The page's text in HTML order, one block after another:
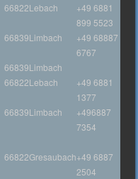
66822Lebach
+49 6881
899 5523
66839Limbach
+49 68887
6767
66839Limbach
66822Lebach
+49 6881
1377
66839Limbach
+496887
7354
66822Gresaubach+49 6887
2504